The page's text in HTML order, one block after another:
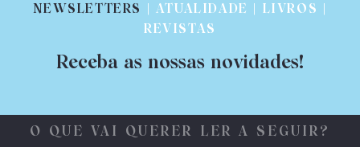
NEWSLETTERS
| ATUALIDADE | LIVROS |
REVISTAS
Receba as nossas novidades!
O QUE VAI QUERER LER A SEGUIR?